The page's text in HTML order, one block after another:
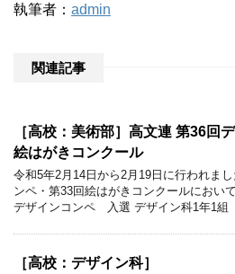
執筆者： admin
関連記事
［高校：美術部］高文連 第36回
絵はがきコンクール
令和5年2月14日から2月19日に行われま
ンペ・第33回絵はがきコンクールにおい
デザインコンペ 入選 デザイン科1年1
［高校：デザイン科］